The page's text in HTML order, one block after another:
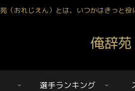
（おれじえん）とは、いつかはきっと役
俺辞苑
選手ランキング